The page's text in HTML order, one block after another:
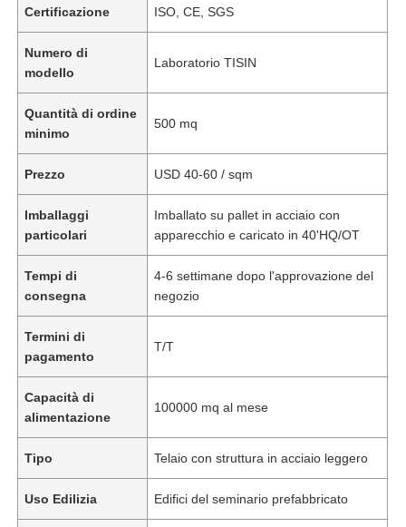
Certificazione ISO, CE, SGS
Numero di
modello
Laboratorio TISIN
Quantità di ordine
minimo
500 mq
Prezzo USD 40-60 / sqm
Imballaggi
particolari
Imballato su pallet in acciaio con
apparecchio e caricato in 40'HQ/OT
Tempi di
consegna
4-6 settimane dopo l'approvazione del
negozio
Termini di
pagamento
T/T
Capacità di
alimentazione
100000 mq al mese
Tipo Telaio con struttura in acciaio leggero
Uso Edilizia Edifici del seminario prefabbricato